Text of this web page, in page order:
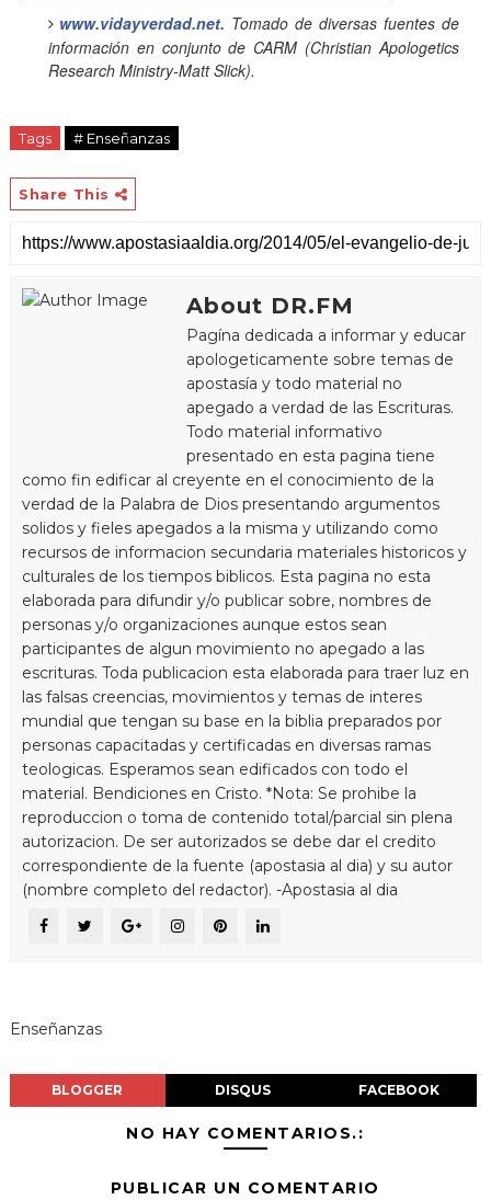
www.vidayverdad.net. Tomado de diversas fuentes de
información en conjunto de CARM (Christian Apologetics
Research Ministry-Matt Slick).
Tags # Enseñanzas
Share This
About DR.FM
Pagína dedicada a informar y educar
apologeticamente sobre temas de
apostasía y todo material no
apegado a verdad de las Escrituras.
Todo material informativo
presentado en esta pagina tiene
como fin edificar al creyente en el conocimiento de la
verdad de la Palabra de Dios presentando argumentos
solidos y fieles apegados a la misma y utilizando como
recursos de informacion secundaria materiales historicos y
culturales de los tiempos biblicos. Esta pagina no esta
elaborada para difundir y/o publicar sobre, nombres de
personas y/o organizaciones aunque estos sean
participantes de algun movimiento no apegado a las
escrituras. Toda publicacion esta elaborada para traer luz en
las falsas creencias, movimientos y temas de interes
mundial que tengan su base en la biblia preparados por
personas capacitadas y certificadas en diversas ramas
teologicas. Esperamos sean edificados con todo el
material. Bendiciones en Cristo. *Nota: Se prohibe la
reproduccion o toma de contenido total/parcial sin plena
autorizacion. De ser autorizados se debe dar el credito
correspondiente de la fuente (apostasia al dia) y su autor
(nombre completo del redactor). -Apostasia al dia
Enseñanzas
BLOGGER DISQUS FACEBOOK
NO HAY COMENTARIOS.:
PUBLICAR UN COMENTARIO